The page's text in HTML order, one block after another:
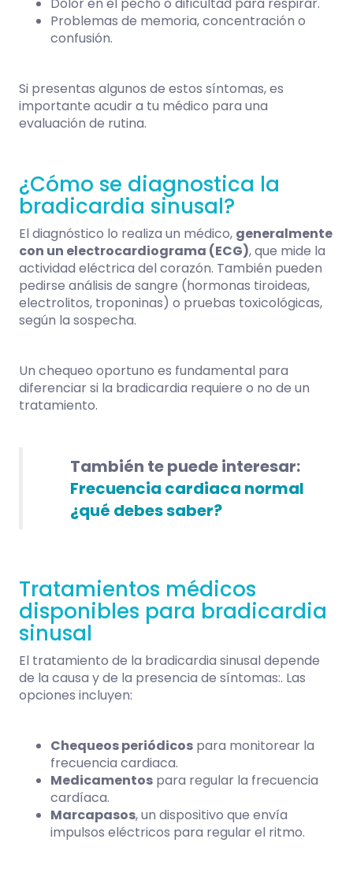
Problemas de memoria, concentración o
confusión.
Si presentas algunos de estos síntomas, es
importante acudir a tu médico para una
evaluación de rutina.
¿Cómo se diagnostica la
bradicardia sinusal?
El diagnóstico lo realiza un médico, generalmente
con un electrocardiograma (ECG), que mide la
actividad eléctrica del corazón. También pueden
pedirse análisis de sangre (hormonas tiroideas,
electrolitos, troponinas) o pruebas toxicológicas,
según la sospecha.
Un chequeo oportuno es fundamental para
diferenciar si la bradicardia requiere o no de un
tratamiento.
También te puede interesar:
Frecuencia cardiaca normal
¿qué debes saber?
Tratamientos médicos
disponibles para bradicardia
sinusal
El tratamiento de la bradicardia sinusal depende
de la causa y de la presencia de síntomas:. Las
opciones incluyen:
Chequeos periódicos para monitorear la
frecuencia cardiaca.
Medicamentos para regular la frecuencia
cardíaca.
Marcapasos, un dispositivo que envía
impulsos eléctricos para regular el ritmo.